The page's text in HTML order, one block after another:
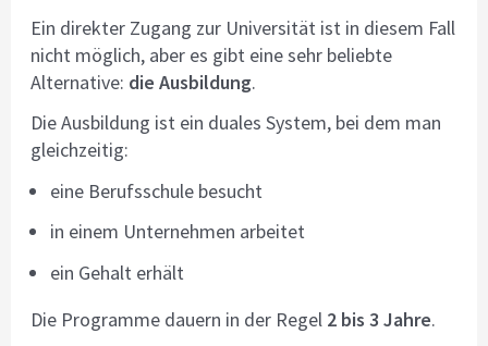
Ein direkter Zugang zur Universität ist in diesem Fall
nicht möglich, aber es gibt eine sehr beliebte
Alternative: die Ausbildung.
Die Ausbildung ist ein duales System, bei dem man
gleichzeitig:
eine Berufsschule besucht
in einem Unternehmen arbeitet
ein Gehalt erhält
Die Programme dauern in der Regel 2 bis 3 Jahre.